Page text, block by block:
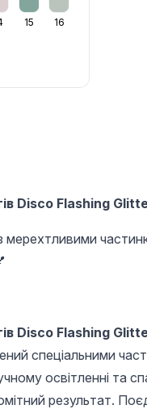
15 16
220 UAH
Гель Starry Night 05
для моделювання
нігтів, 15 г
Disco Flashing
мерехтливими
Disco Flashing
спеціальними
освітленні та
результат.